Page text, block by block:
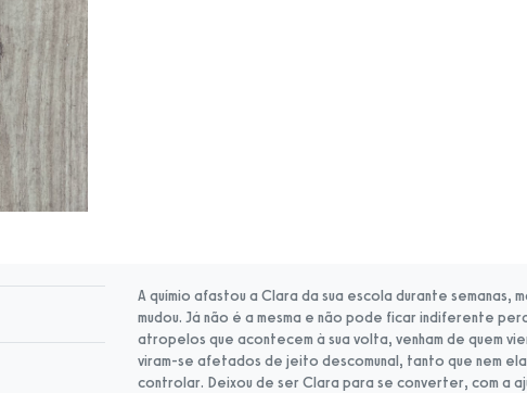
A químio afastou a Clara da sua escola durante semanas,
mudou. Já não é a mesma e não pode ficar indiferente
atropelos que acontecem à sua volta, venham de quem
viram-se afetados de jeito descomunal, tanto que nem
controlar. Deixou de ser Clara para se converter, com a